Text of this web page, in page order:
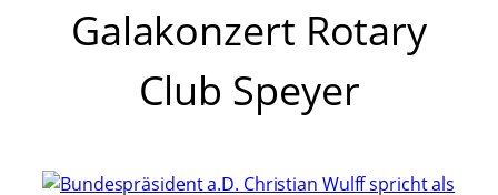
Galakonzert Rotary
Club Speyer